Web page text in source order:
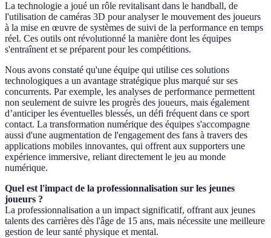
La technologie a joué un rôle revitalisant dans le handball, de
l'utilisation de caméras 3D pour analyser le mouvement des joueurs
à la mise en œuvre de systèmes de suivi de la performance en temps
réel. Ces outils ont révolutionné la manière dont les équipes
s'entraînent et se préparent pour les compétitions.
Nous avons constaté qu'une équipe qui utilise ces solutions
technologiques a un avantage stratégique plus marqué sur ses
concurrents. Par exemple, les analyses de performance permettent
non seulement de suivre les progrès des joueurs, mais également
d’anticiper les éventuelles blessés, un défi fréquent dans ce sport
contact. La transformation numérique des équipes s'accompagne
aussi d'une augmentation de l'engagement des fans à travers des
applications mobiles innovantes, qui offrent aux supporters une
expérience immersive, reliant directement le jeu au monde
numérique.
Quel est l'impact de la professionnalisation sur les jeunes
joueurs ?
La professionnalisation a un impact significatif, offrant aux jeunes
talents des carrières dès l'âge de 15 ans, mais nécessite une meilleure
gestion de leur santé physique et mental.